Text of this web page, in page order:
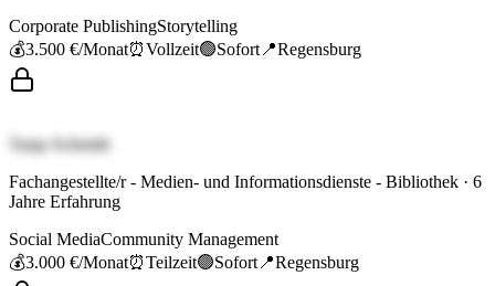
Corporate PublishingStorytelling
💰3.500 €/Monat⏰Vollzeit🟢Sofort 📍Regensburg
Tanja Schmidt
Fachangestellte/r - Medien- und Informationsdienste - Bibliothek · 6
Jahre Erfahrung
Social MediaCommunity Management
💰3.000 €/Monat⏰Teilzeit🟢Sofort 📍Regensburg